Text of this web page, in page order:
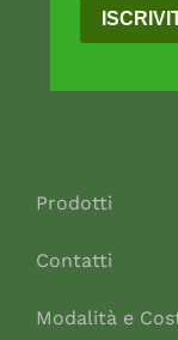
Prodotti
Contatti
Modalità e